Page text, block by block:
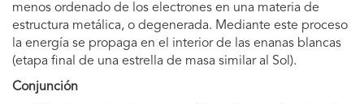
menos ordenado de los electrones en una materia de
estructura metálica, o degenerada. Mediante este proceso
la energía se propaga en el interior de las enanas blancas
(etapa final de una estrella de masa similar al Sol).
Conjunción